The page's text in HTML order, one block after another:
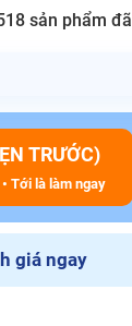
sản phẩm
TRƯỚC)
Tới là làm ngay
giá ngay